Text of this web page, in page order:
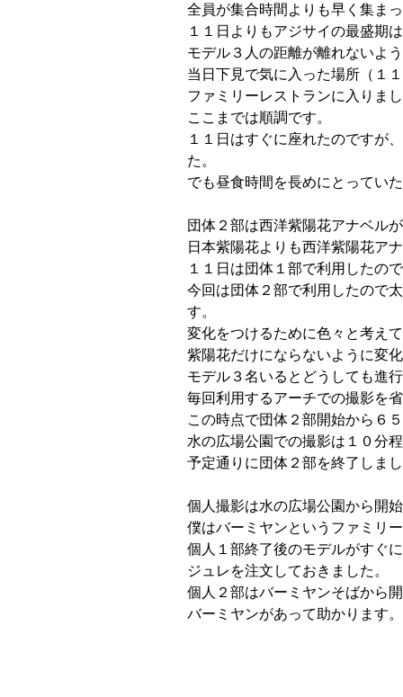
全員が集合時間よりも早く集ま
１１日よりもアジサイの最盛期
モデル３人の距離が離れないよ
当日下見で気に入った場所（１
ファミリーレストランに入りま
ここまでは順調です。
１１日はすぐに座れたのですが
た。
でも昼食時間を長めにとってい
団体２部は西洋紫陽花アナベル
日本紫陽花よりも西洋紫陽花ア
１１日は団体１部で利用したの
今回は団体２部で利用したので
す。
変化をつけるために色々と考え
紫陽花だけにならないように変
モデル３名いるとどうしても進
毎回利用するアーチでの撮影を
この時点で団体２部開始から６
水の広場公園での撮影は１０分
予定通りに団体２部を終了しま
個人撮影は水の広場公園から開
僕はバーミヤンというファミリ
個人１部終了後のモデルがすぐ
ジュレを注文しておきました。
個人２部はバーミヤンそばから
バーミヤンがあって助かります。